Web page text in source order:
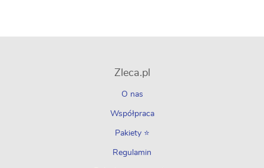
Zleca.pl
O nas
Współpraca
Pakiety ⭐
Regulamin